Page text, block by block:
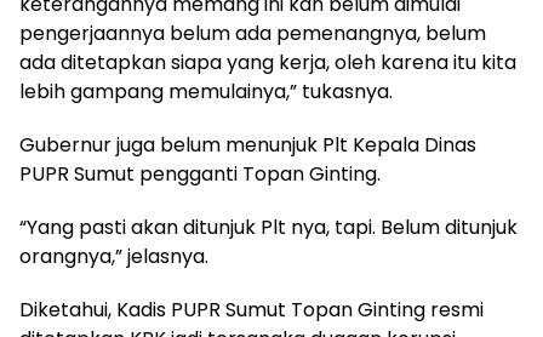
pengerjaannya belum ada pemenangnya, belum
ada ditetapkan siapa yang kerja, oleh karena itu kita
lebih gampang memulainya,” tukasnya.
Gubernur juga belum menunjuk Plt Kepala Dinas
PUPR Sumut pengganti Topan Ginting.
“Yang pasti akan ditunjuk Plt nya, tapi. Belum ditunjuk
orangnya,” jelasnya.
Diketahui, Kadis PUPR Sumut Topan Ginting resmi